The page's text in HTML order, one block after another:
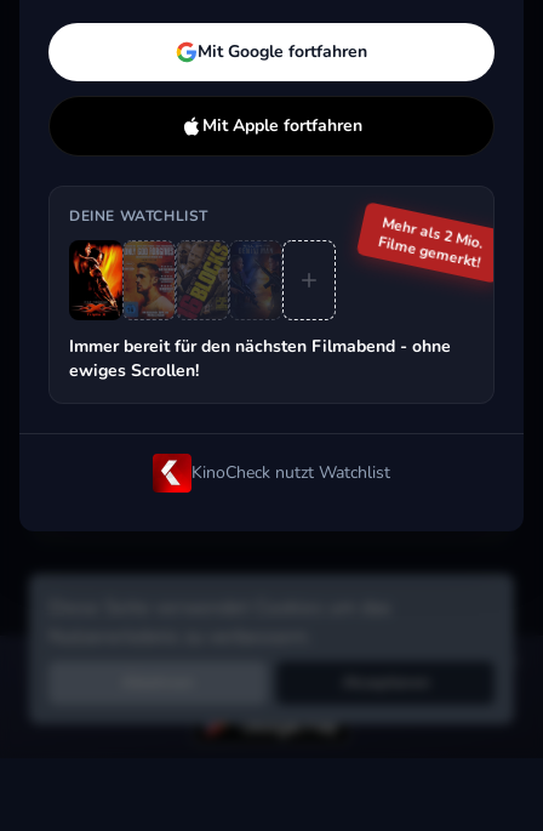
Aktuell im Trend
Beliebt beim Streaming
Filme in Sekunden merken, Tipps von
Mit Google fortfahren
Mit Apple fortfahren
DEINE WATCHLIST
Immer bereit für den nächsten Filmabend - ohne
ewiges Scrollen!
Mehr als 2 Mio.
Filme gemerkt!
KinoCheck nutzt Watchlist